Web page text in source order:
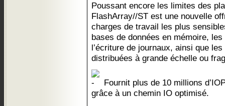
Poussant encore les limites des
FlashArray//ST est une nouvelle
charges de travail les plus
bases de données en mémoire,
l’écriture de journaux, ainsi que
distribuées à grande échelle ou
Fournit plus de 10 millions
grâce à un chemin IO optimisé.